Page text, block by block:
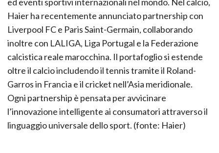
Haier ha recentemente annunciato partnership con
Liverpool FC e Paris Saint-Germain, collaborando
inoltre con LALIGA, Liga Portugal e la Federazione
calcistica reale marocchina. Il portafoglio si estende
oltre il calcio includendo il tennis tramite il Roland-
Garros in Francia e il cricket nell’Asia meridionale.
Ogni partnership è pensata per avvicinare
l’innovazione intelligente ai consumatori attraverso il
linguaggio universale dello sport. (fonte: Haier)